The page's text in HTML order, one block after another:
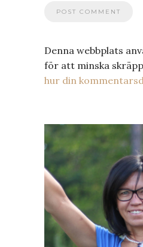
Denna webbplats
för att minska
hur din